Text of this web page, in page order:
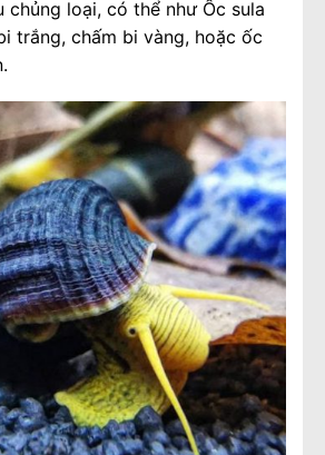
chủng loại, có thể như Ốc sula
trắng, chấm bi vàng, hoặc ốc